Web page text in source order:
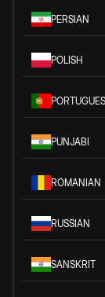
PERSIAN
POLISH
PUNJABI
ROMANIAN
RUSSIAN
SANSKRIT